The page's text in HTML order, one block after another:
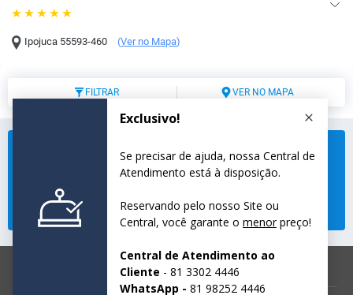
Ipojuca 55593-460 (Ver no Mapa)
FILTRAR VER NO MAPA
Não encontramos disponibilidade para o período
Selecione um novo período e verifique a disponibilidade.
Modifique sua busca
reservas@ponteshoteis.com.br 81 3302-4446
© 2026 Summerville Resort - All Inclusive. Todos os direitos reservados.